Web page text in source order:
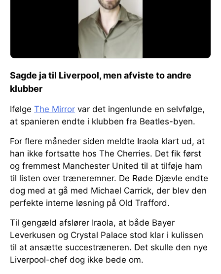
Sagde ja til Liverpool, men afviste to andre
klubber
Ifølge The Mirror var det ingenlunde en selvfølge,
at spanieren endte i klubben fra Beatles-byen.
For flere måneder siden meldte Iraola klart ud, at
han ikke fortsatte hos The Cherries. Det fik først
og fremmest Manchester United til at tilføje ham
til listen over træneremner. De Røde Djævle endte
dog med at gå med Michael Carrick, der blev den
perfekte interne løsning på Old Trafford.
Til gengæld afslører Iraola, at både Bayer
Leverkusen og Crystal Palace stod klar i kulissen
til at ansætte succestræneren. Det skulle den nye
Liverpool-chef dog ikke bede om.